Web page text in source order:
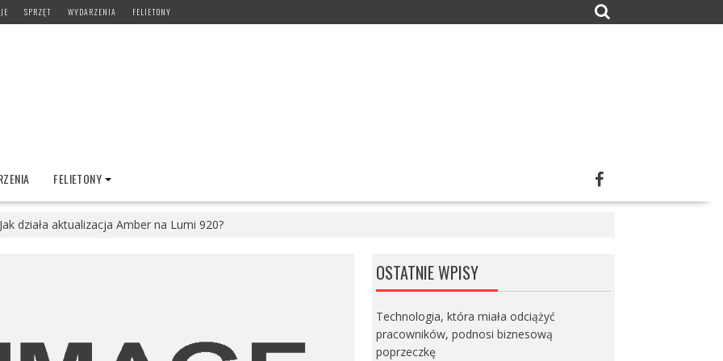
SPRZĘT WYDARZENIA FELIETONY
FELIETONY
Jak działa aktualizacja Amber na Lumi 920?
OSTATNIE WPISY
Technologia, która miała odciążyć
pracowników, podnosi biznesową
poprzeczkę